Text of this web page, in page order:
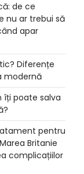
de ce
nu ar trebui să
apar
Diferențe
modernă
îți poate salva
pentru
Britanie
complicațiilor